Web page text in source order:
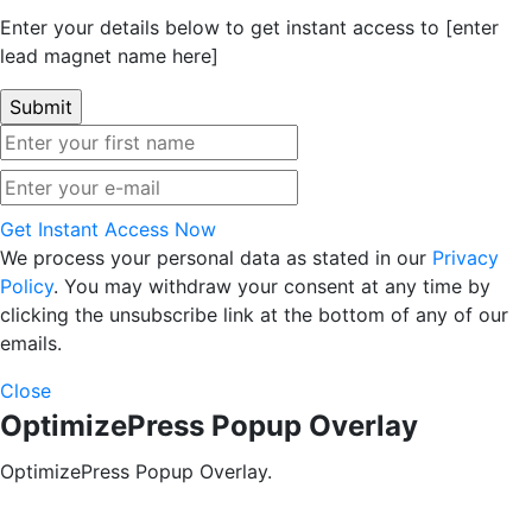
Enter your details below to get instant access to [enter
lead magnet name here]
Get Instant Access Now
We process your personal data as stated in our Privacy
Policy. You may withdraw your consent at any time by
clicking the unsubscribe link at the bottom of any of our
emails.
Close
OptimizePress Popup Overlay
OptimizePress Popup Overlay.